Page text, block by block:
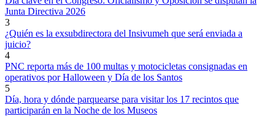
Junta Directiva 2026
3
¿Quién es la exsubdirectora del Insivumeh que será enviada a
juicio?
4
PNC reporta más de 100 multas y motocicletas consignadas en
operativos por Halloween y Día de los Santos
5
Día, hora y dónde parquearse para visitar los 17 recintos que
participarán en la Noche de los Museos